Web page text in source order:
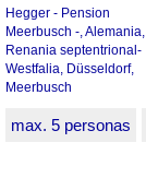
max. 5 personas